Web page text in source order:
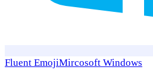
Fluent EmojiMircosoft Windows